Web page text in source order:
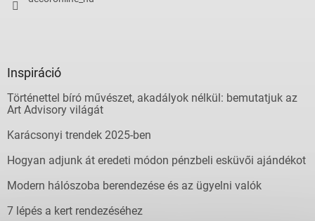
Inspiráció
Történettel bíró művészet, akadályok nélkül: bemutatjuk az
Art Advisory világát
Karácsonyi trendek 2025-ben
Hogyan adjunk át eredeti módon pénzbeli esküvői ajándékot
Modern hálószoba berendezése és az ügyelni valók
7 lépés a kert rendezéséhez